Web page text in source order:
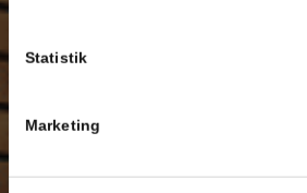
Statistik
Marketing